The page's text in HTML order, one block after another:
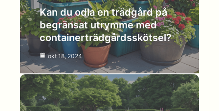
Kan du odla en trädgård på
begränsat utrymme med
containerträdgårdsskötsel?
okt 18, 2024